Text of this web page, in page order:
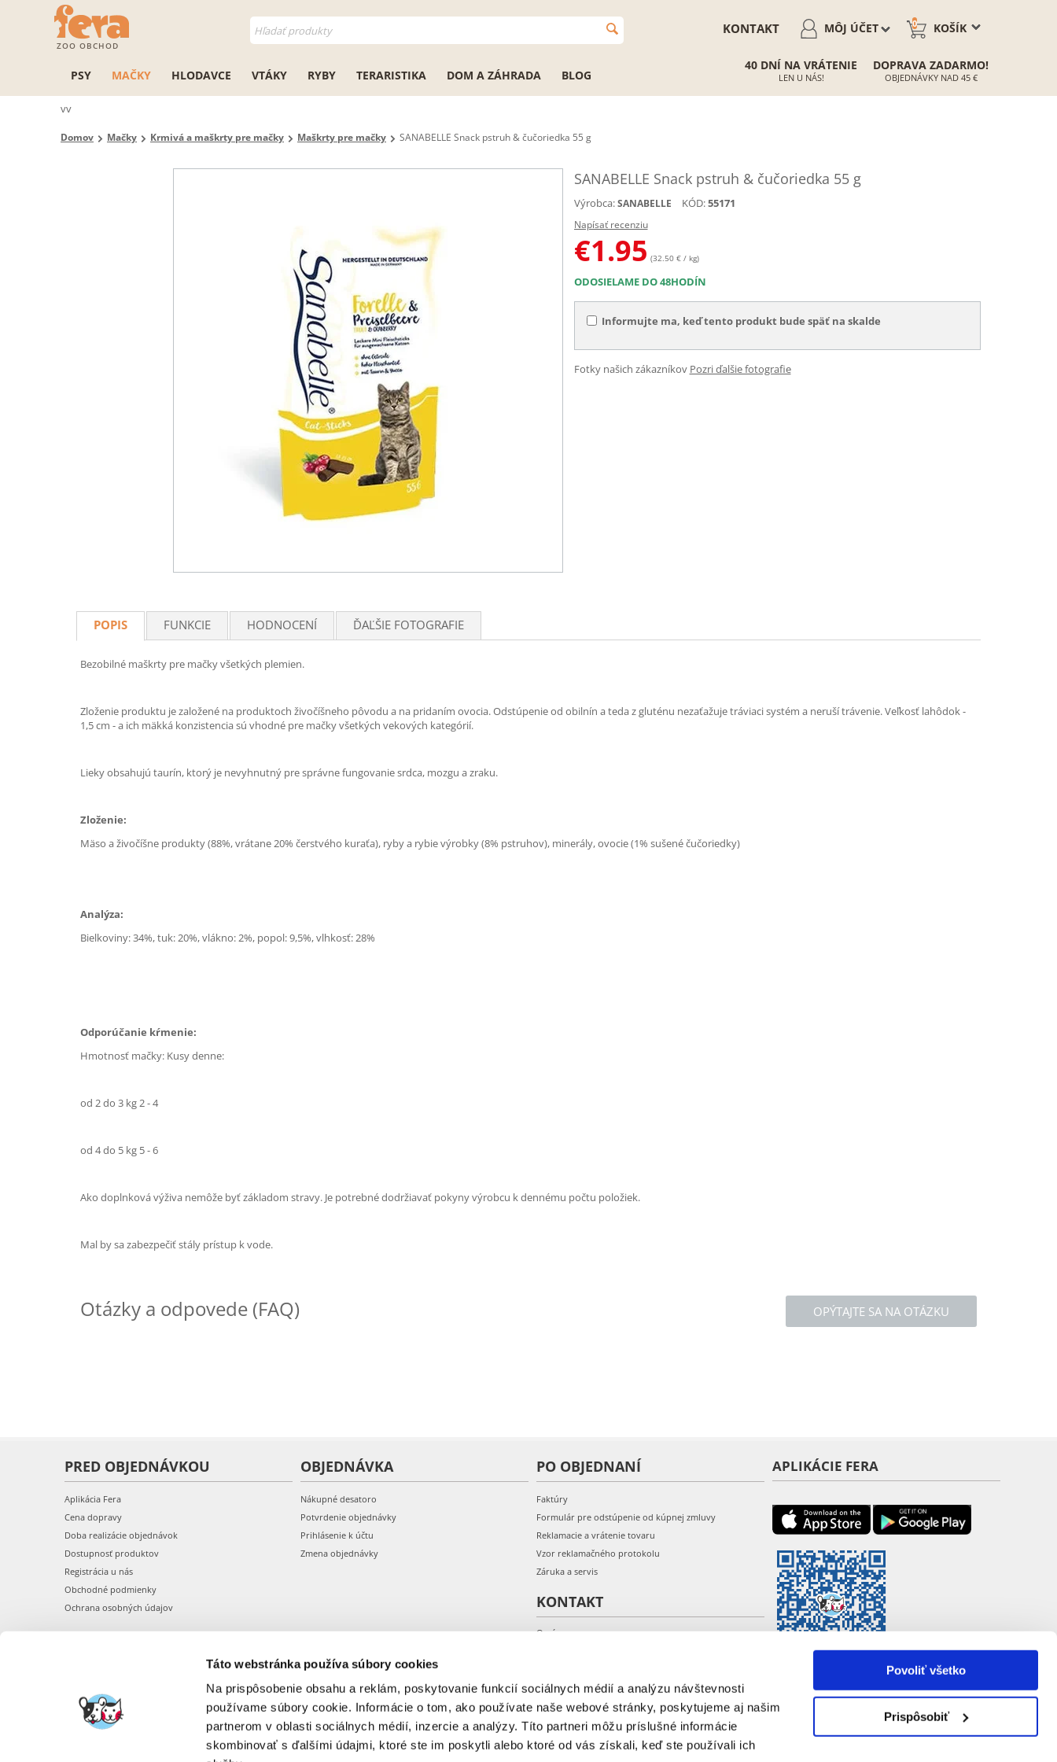
Táto webstránka používa súbory cookies
Na prispôsobenie obsahu a reklám, poskytovanie funkcií sociálnych médií a analýzu návštevnosti
používame súbory cookie. Informácie o tom, ako používate naše webové stránky, poskytujeme aj našim
partnerom v oblasti sociálnych médií, inzercie a analýzy. Títo partneri môžu príslušné informácie
skombinovať s ďalšími údajmi, ktoré ste im poskytli alebo ktoré od vás získali, keď ste používali ich
Povoliť všetko
Prispôsobiť
ZOO OBCHOD
KOŠÍK
0
MÔJ ÚČET
KONTAKT
PSY MAČKY HLODAVCE VTÁKY RYBY TERARISTIKA DOM A ZÁHRADA BLOG
40 DNÍ NA VRÁTENIE
LEN U NÁS!
DOPRAVA ZADARMO!
OBJEDNÁVKY NAD 45 €
vv
Domov Mačky Krmivá a maškrty pre mačky Maškrty pre mačky SANABELLE Snack pstruh & čučoriedka 55 g
SANABELLE Snack pstruh & čučoriedka 55 g
Výrobca: SANABELLE KÓD:55171
Napísať recenziu
€1.95 (32.50 € / kg)
ODOSIELAME DO 48HODÍN
Informujte ma, keď tento produkt bude späť na skalde
Fotky našich zákazníkov Pozri ďalšie fotografie
POPIS FUNKCIE HODNOCENÍ ĎAĽŠIE FOTOGRAFIE
Bezobilné maškrty pre mačky všetkých plemien.
Zloženie produktu je založené na produktoch živočíšneho pôvodu a na pridaním ovocia. Odstúpenie od obilnín a teda z gluténu nezaťažuje tráviaci systém a neruší trávenie. Veľkosť lahôdok -
1,5 cm - a ich mäkká konzistencia sú vhodné pre mačky všetkých vekových kategórií.
Lieky obsahujú taurín, ktorý je nevyhnutný pre správne fungovanie srdca, mozgu a zraku.
Zloženie:
Mäso a živočíšne produkty (88%, vrátane 20% čerstvého kuraťa), ryby a rybie výrobky (8% pstruhov), minerály, ovocie (1% sušené čučoriedky)
Analýza:
Bielkoviny: 34%, tuk: 20%, vlákno: 2%, popol: 9,5%, vlhkosť: 28%
Odporúčanie kŕmenie:
Hmotnosť mačky: Kusy denne:
od 2 do 3 kg 2 - 4
od 4 do 5 kg 5 - 6
Ako doplnková výživa nemôže byť základom stravy. Je potrebné dodržiavať pokyny výrobcu k dennému počtu položiek.
Mal by sa zabezpečiť stály prístup k vode.
OPÝTAJTE SA NA OTÁZKU
Otázky a odpovede (FAQ)
PRED OBJEDNÁVKOU
Aplikácia Fera
Cena dopravy
Doba realizácie objednávok
Dostupnosť produktov
Registrácia u nás
Obchodné podmienky
Ochrana osobných údajov
OBJEDNÁVKA
Nákupné desatoro
Potvrdenie objednávky
Prihlásenie k účtu
Zmena objednávky
PO OBJEDNANÍ
Faktúry
Formulár pre odstúpenie od kúpnej zmluvy
Reklamacie a vrátenie tovaru
Vzor reklamačného protokolu
Záruka a servis
KONTAKT
O nás
APLIKÁCIE FERA